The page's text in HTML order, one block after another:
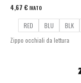
4,67 € IVATO
RED BLU BLK
Zippo occhiali da lettura